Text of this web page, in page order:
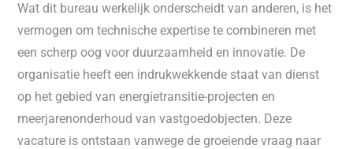
Wat dit bureau werkelijk onderscheidt van anderen, is het
vermogen om technische expertise te combineren met
een scherp oog voor duurzaamheid en innovatie. De
organisatie heeft een indrukwekkende staat van dienst
op het gebied van energietransitie-projecten en
meerjarenonderhoud van vastgoedobjecten. Deze
vacature is ontstaan vanwege de groeiende vraag naar